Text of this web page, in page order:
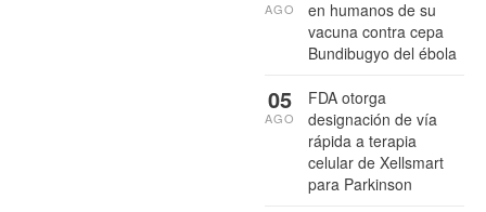
en humanos de su
vacuna contra cepa
Bundibugyo del ébola
AGO
FDA otorga
designación de vía
rápida a terapia
celular de Xellsmart
para Parkinson
05
AGO